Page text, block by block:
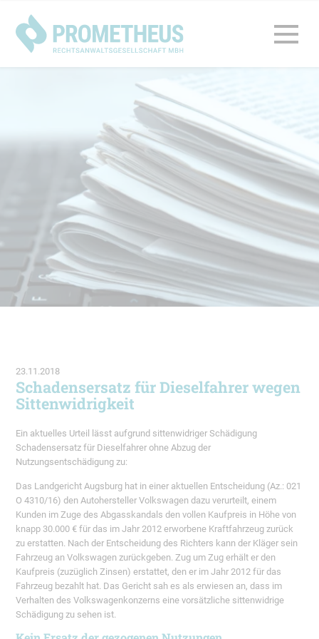
23.11.2018
Schadensersatz für Dieselfahrer wegen
Sittenwidrigkeit
Ein aktuelles Urteil lässt aufgrund sittenwidriger Schädigung
Schadensersatz für Dieselfahrer ohne Abzug der
Nutzungsentschädigung zu:
Das Landgericht Augsburg hat in einer aktuellen Entscheidung (Az.: 021
O 4310/16) den Autohersteller Volkswagen dazu verurteilt, einem
Kunden im Zuge des Abgasskandals den vollen Kaufpreis in Höhe von
knapp 30.000 € für das im Jahr 2012 erworbene Kraftfahrzeug zurück
zu erstatten. Nach der Entscheidung des Richters kann der Kläger sein
Fahrzeug an Volkswagen zurückgeben. Zug um Zug erhält er den
Kaufpreis (zuzüglich Zinsen) erstattet, den er im Jahr 2012 für das
Fahrzeug bezahlt hat. Das Gericht sah es als erwiesen an, dass im
Verhalten des Volkswagenkonzerns eine vorsätzliche sittenwidrige
Schädigung zu sehen ist.